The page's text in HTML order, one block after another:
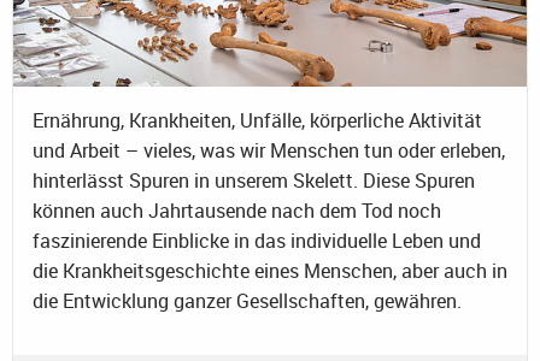
Ernährung, Krankheiten, Unfälle, körperliche Aktivität
und Arbeit – vieles, was wir Menschen tun oder erleben,
hinterlässt Spuren in unserem Skelett. Diese Spuren
können auch Jahrtausende nach dem Tod noch
faszinierende Einblicke in das individuelle Leben und
die Krankheitsgeschichte eines Menschen, aber auch in
die Entwicklung ganzer Gesellschaften, gewähren.